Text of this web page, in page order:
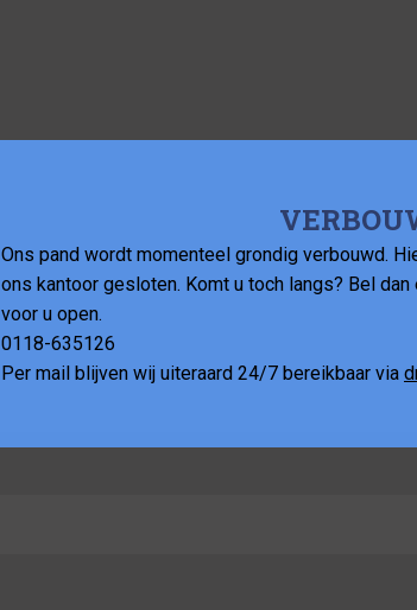
Ons pand wordt momenteel grondig verbouwd.
ons kantoor gesloten. Komt u toch langs? Bel
voor u open.
0118-635126
Per mail blijven wij uiteraard 24/7 bereikbaar via